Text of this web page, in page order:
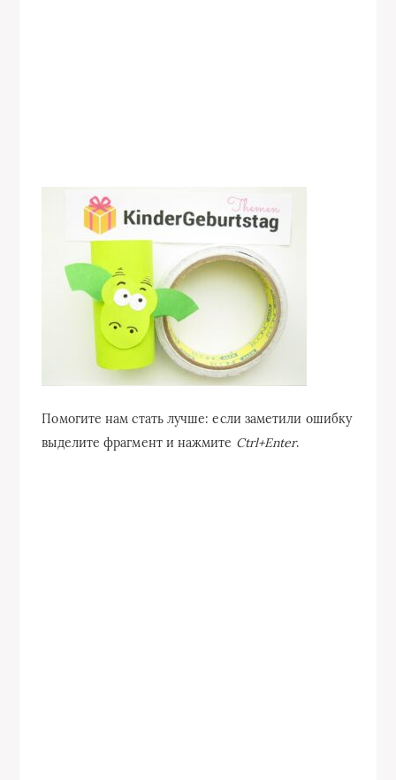
Помогите нам стать лучше: если заметили ошибку
выделите фрагмент и нажмите Ctrl+Enter.